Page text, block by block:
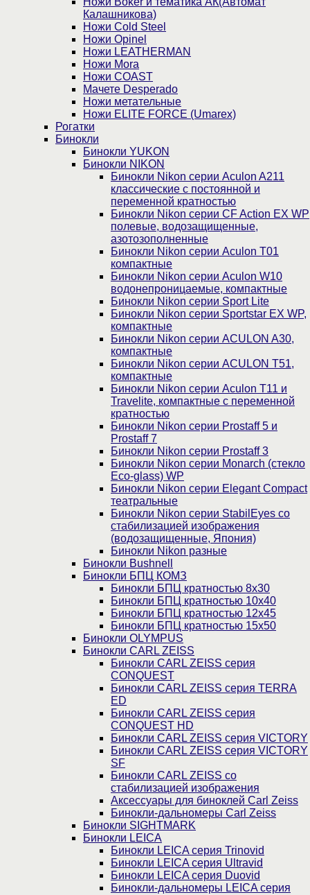
Калашникова)
Ножи Cold Steel
Ножи Opinel
Ножи LEATHERMAN
Ножи Mora
Ножи COAST
Мачете Desperado
Ножи метательные
Ножи ELITE FORCE (Umarex)
Рогатки
Бинокли
Бинокли YUKON
Бинокли NIKON
Бинокли Nikon серии Aculon A211
классические с постоянной и
переменной кратностью
Бинокли Nikon серии СF Action EX WP
полевые, водозащищенные,
азотозополненные
Бинокли Nikon серии Aculon T01
компактные
Бинокли Nikon серии Aculon W10
водонепроницаемые, компактные
Бинокли Nikon серии Sport Lite
Бинокли Nikon серии Sportstar EX WP,
компактные
Бинокли Nikon серии ACULON A30,
компактные
Бинокли Nikon серии ACULON Т51,
компактные
Бинокли Nikon серии Aculon T11 и
Travelite, компактные с переменной
кратностью
Бинокли Nikon серии Prostaff 5 и
Prostaff 7
Бинокли Nikon серии Prostaff 3
Бинокли Nikon серии Monarch (стекло
Eco-glass) WP
Бинокли Nikon серии Elegant Compact
театральные
Бинокли Nikon серии StabilEyes со
стабилизацией изображения
(водозащищенные, Япония)
Бинокли Nikon разные
Бинокли Bushnell
Бинокли БПЦ КОМЗ
Бинокли БПЦ кратностью 8х30
Бинокли БПЦ кратностью 10х40
Бинокли БПЦ кратностью 12х45
Бинокли БПЦ кратностью 15х50
Бинокли OLYMPUS
Бинокли CARL ZEISS
Бинокли CARL ZEISS серия
CONQUEST
Бинокли CARL ZEISS серия TERRA
ED
Бинокли CARL ZEISS серия
CONQUEST HD
Бинокли CARL ZEISS серия VICTORY
Бинокли CARL ZEISS серия VICTORY
SF
Бинокли CARL ZEISS со
стабилизацией изображения
Аксессуары для биноклей Carl Zeiss
Бинокли-дальномеры Carl Zeiss
Бинокли SIGHTMARK
Бинокли LEICA
Бинокли LEICA серия Trinovid
Бинокли LEICA серия Ultravid
Бинокли LEICA серия Duovid
Бинокли-дальномеры LEICA серия